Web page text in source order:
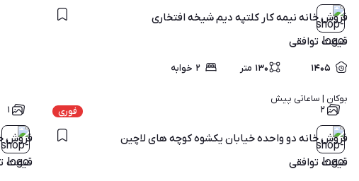
فروش خانه نیمه کار کلتپه دیم شیخه افتخاری
قیمت توافقی
۱۴۰۵ ۱۳۰ متر ۲ خوابه
بوکان | ساعاتی پیش
فوری
۲
فروش خانه دو واحده خیابان یکشوه کوچه های لاچین
قیمت توافقی
۱
فروش
قیمت